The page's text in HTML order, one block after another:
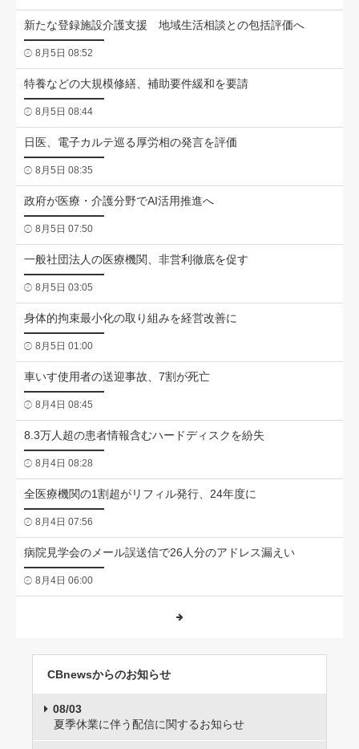
新たな登録施設介護支援 地域生活相談との包括評価へ
8月5日 08:52
特養などの大規模修繕、補助要件緩和を要請
8月5日 08:44
日医、電子カルテ巡る厚労相の発言を評価
8月5日 08:35
政府が医療・介護分野でAI活用推進へ
8月5日 07:50
一般社団法人の医療機関、非営利徹底を促す
8月5日 03:05
身体的拘束最小化の取り組みを経営改善に
8月5日 01:00
車いす使用者の送迎事故、7割が死亡
8月4日 08:45
8.3万人超の患者情報含むハードディスクを紛失
8月4日 08:28
全医療機関の1割超がリフィル発行、24年度に
8月4日 07:56
病院見学会のメール誤送信で26人分のアドレス漏えい
8月4日 06:00
CBnewsからのお知らせ
08/03
夏季休業に伴う配信に関するお知らせ